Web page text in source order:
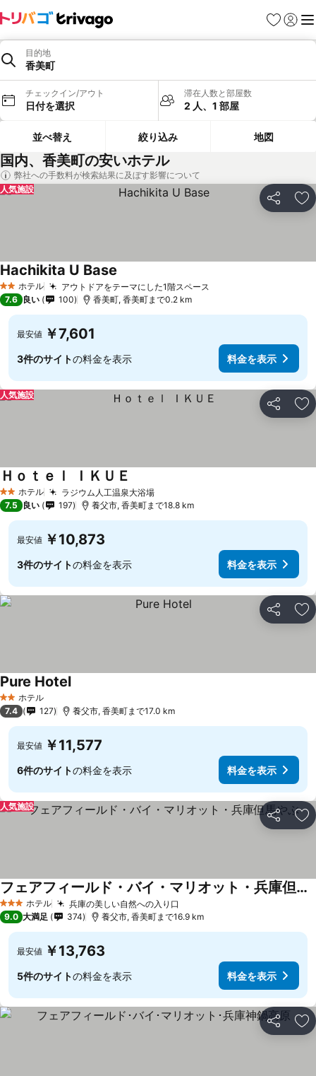
お気に入り
ログイ
メ
目的地
香美町
チェックイン/アウト
日付を選択
滞在人数と部屋数
2 人、1 部屋
並べ替え 絞り込み 地図
国内、香美町の安いホテル
弊社への手数料が検索結果に及ぼす影響について
シェア お
人気施設
2 ホテルのランク
ホテル アウトドアをテーマにした1階スペース
Hachikita U Base
7.6 良い 100 香美町, 香美町まで0.2 km
最安値 ￥7,601
3件のサイトの料金を表示 料金を表示
シェア お
人気施設
2 ホテルのランク
ホテル ラジウム人工温泉大浴場
Ｈｏｔｅｌ ＩＫＵＥ
7.5 良い 197 養父市, 香美町まで18.8 km
最安値 ￥10,873
3件のサイトの料金を表示 料金を表示
シェア お
2 ホテルのランク
ホテル
Pure Hotel
7.4 127 養父市, 香美町まで17.0 km
最安値 ￥11,577
6件のサイトの料金を表示 料金を表示
シェア お
人気施設
3 ホテルのランク
ホテル 兵庫の美しい自然への入り口
フェアフィールド・バイ・マリオット・兵庫但馬やぶ
9.0 大満足 374 養父市, 香美町まで16.9 km
最安値 ￥13,763
5件のサイトの料金を表示 料金を表示
シェア お